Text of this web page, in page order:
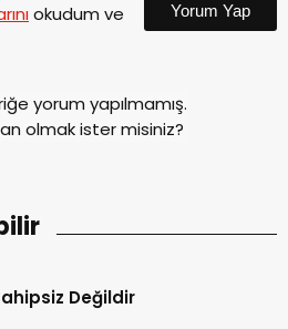
okudum ve
Yorum Yap
yorum yapılmamış.
olmak ister misiniz?
Değildir